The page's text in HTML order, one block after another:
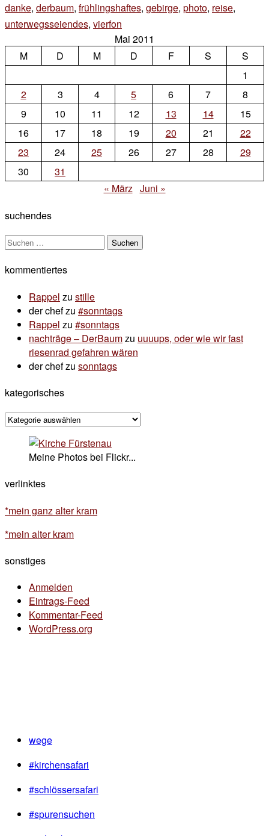
danke, derbaum, frühlingshaftes, gebirge, photo, reise,
unterwegsseiendes, vierfon
zu
urlaub
Mai 2011
M
D M D F S
S
1
2
3 4 5 6 7
8
9
10 11 12 13 14
15
16
17 18 19 20 21
22
23
24 25 26 27 28
29
30
31
« März Juni »
suchendes
Suchen
kommentiertes
Rappel zu stille
der chefzu #sonntags
Rappel zu #sonntags
nachträge – DerBaumzu uuuups, oder wie wir fast
riesenrad gefahren wären
der chefzu sonntags
kategorisches
kategorisches
Meine Photos bei Flickr...
verlinktes
*mein ganz alter kram
*mein alter kram
sonstiges
Anmelden
Eintrags-Feed
Kommentar-Feed
WordPress.org
wege
#kirchensafari
#schlössersafari
#spurensuchen